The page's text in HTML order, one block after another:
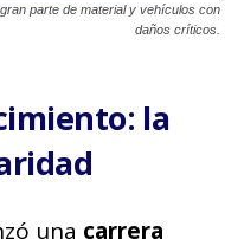
parte de material y vehículos con
daños críticos.
la
una carrera